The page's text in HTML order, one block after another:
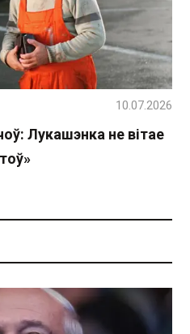
Лукашэнка не вітае
10.07.2026